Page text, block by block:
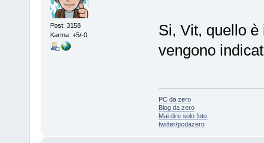
Post: 3158
Karma: +5/-0
Si, Vit, quello
vengono
PC da zero
Blog da zero
Mai dire solo foto
twitter/pcdazero